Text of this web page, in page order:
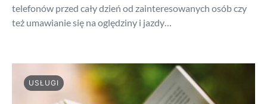
telefonów przed cały dzień od zainteresowanych osób czy
też umawianie się na oględziny i jazdy…
USŁUGI